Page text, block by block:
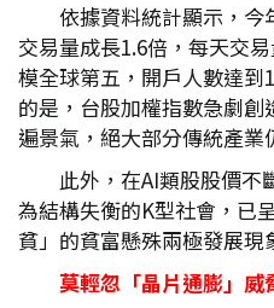
依據資料統計顯示，今
交易量成長1.6倍，每天交
模全球第五，開戶人數達
的是，台股加權指數急劇
遍景氣，絕大部分傳統產業
此外，在AI類股股價不
為結構失衡的K型社會，已
貧」的貧富懸殊兩極發展現
莫輕忽「晶片通膨」威